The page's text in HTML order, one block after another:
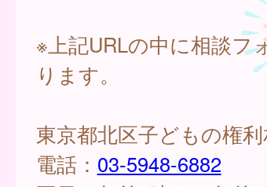
※上記URLの中に相談フ
ります。
東京都北区子どもの権
電話： 03-5948-6882